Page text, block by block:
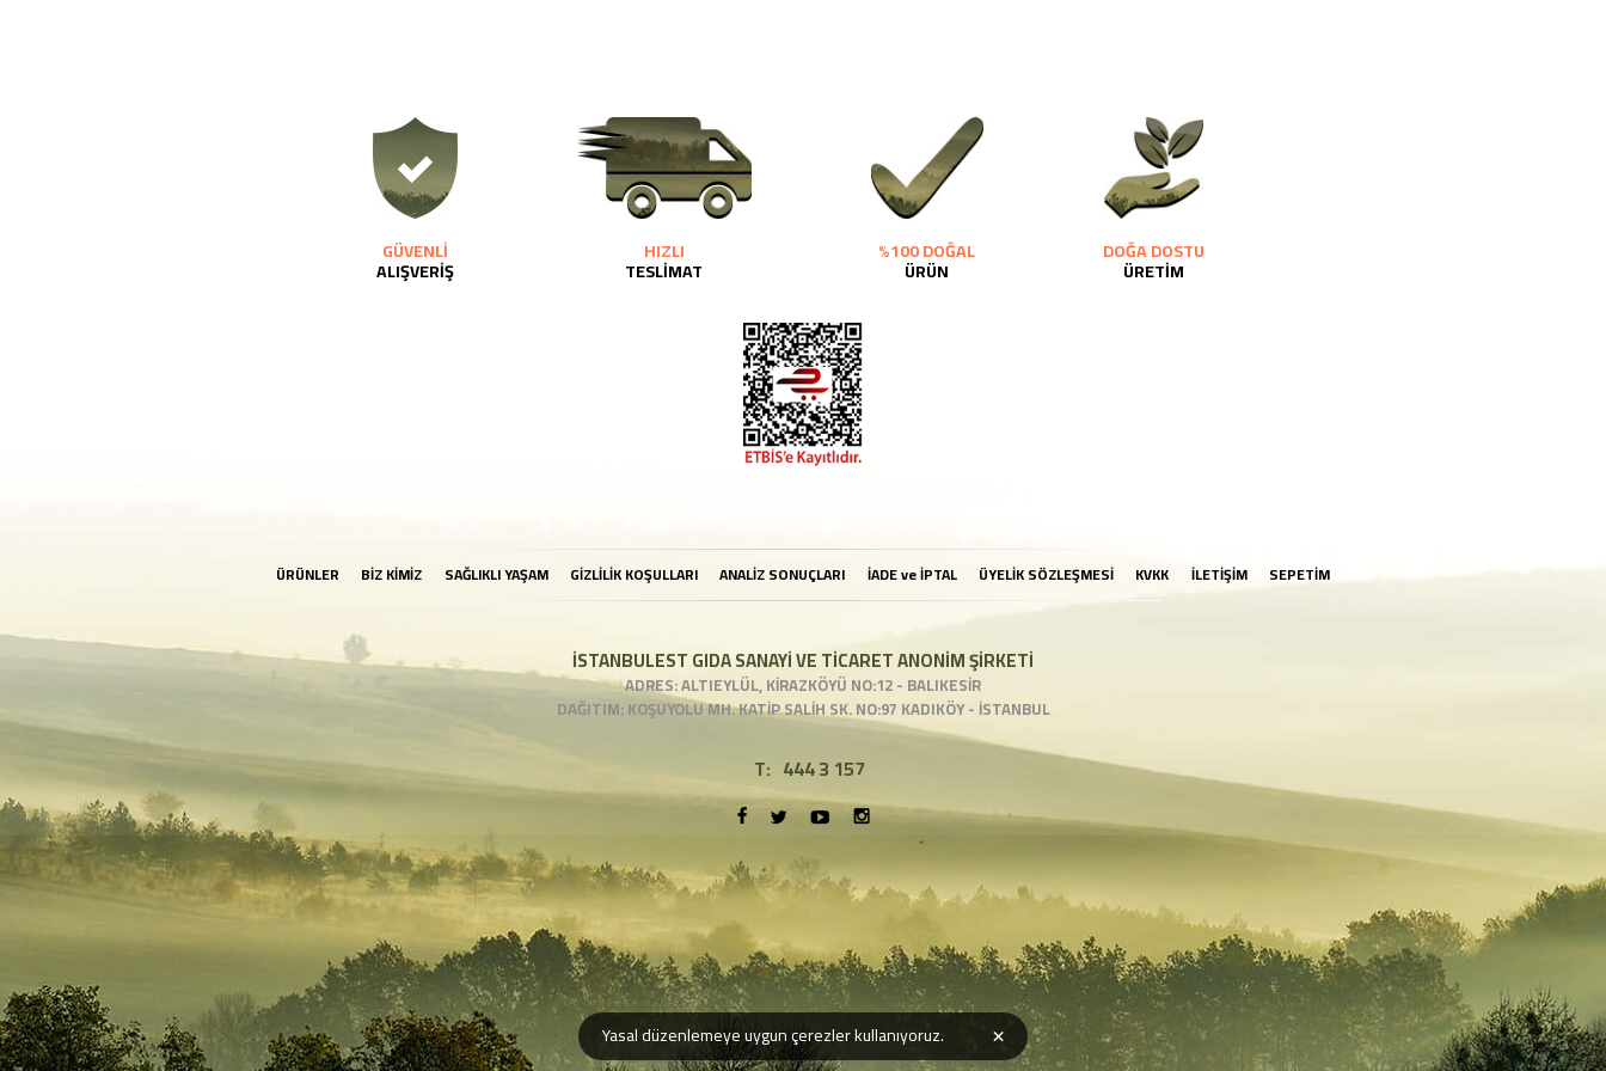
GÜVENLİ
ALIŞVERİŞ
HIZLI
TESLİMAT
%100 DOĞAL
ÜRÜN
DOĞA DOSTU
ÜRETİM
ÜRÜNLER BİZ KİMİZ SAĞLIKLI YAŞAM GİZLİLİK KOŞULLARI ANALİZ SONUÇLARI İADE ve İPTAL ÜYELİK SÖZLEŞMESİ KVKK İLETİŞİM SEPETİM
İSTANBULEST GIDA SANAYİ VE TİCARET ANONİM ŞİRKETİ
ADRES: ALTIEYLÜL, KİRAZKÖYÜ NO:12 - BALIKESİR
DAĞITIM: KOŞUYOLU MH. KATİP SALİH SK. NO:97 KADIKÖY - İSTANBUL
T: 444 3 157
Yasal düzenlemeye uygun çerezler kullanıyoruz. ×